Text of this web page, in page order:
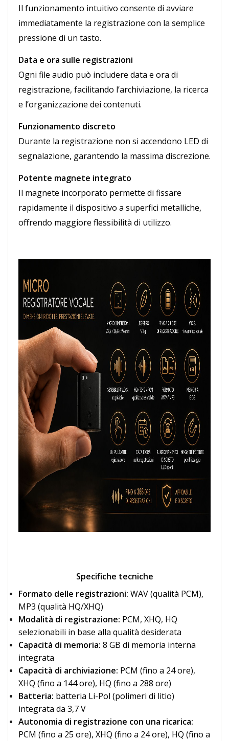
Il funzionamento intuitivo consente di avviare
immediatamente la registrazione con la semplice
pressione di un tasto.
Data e ora sulle registrazioni
Ogni file audio può includere data e ora di
registrazione, facilitando l’archiviazione, la ricerca
e l’organizzazione dei contenuti.
Funzionamento discreto
Durante la registrazione non si accendono LED di
segnalazione, garantendo la massima discrezione.
Potente magnete integrato
Il magnete incorporato permette di fissare
rapidamente il dispositivo a superfici metalliche,
offrendo maggiore flessibilità di utilizzo.
Specifiche tecniche
Formato delle registrazioni: WAV (qualità PCM),
MP3 (qualità HQ/XHQ)
Modalità di registrazione: PCM, XHQ, HQ
selezionabili in base alla qualità desiderata
Capacità di memoria: 8 GB di memoria interna
integrata
Capacità di archiviazione: PCM (fino a 24 ore),
XHQ (fino a 144 ore), HQ (fino a 288 ore)
Batteria: batteria Li-Pol (polimeri di litio)
integrata da 3,7 V
Autonomia di registrazione con una ricarica:
PCM (fino a 25 ore), XHQ (fino a 24 ore), HQ (fino a